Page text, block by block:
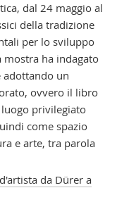
dal 24 maggio al
della tradizione
per lo sviluppo
mostra ha indagato
adottando un
ovvero il libro
privilegiato
come spazio
e arte, tra parola
da Dürer a